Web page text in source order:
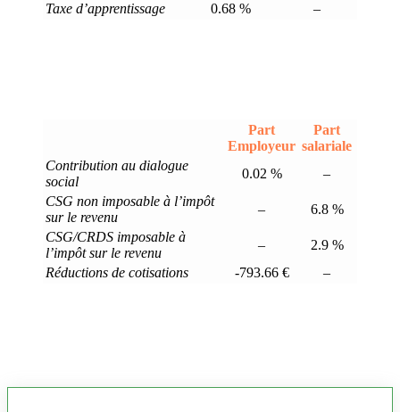
Taxe d’apprentissage
0.68 % –
Part
Employeur
Part
salariale
Contribution au dialogue
social
0.02 %
–
CSG non imposable à l’impôt
sur le revenu
–
6.8 %
CSG/CRDS imposable à
l’impôt sur le revenu
–
2.9 %
Réductions de cotisations
-793.66 € –